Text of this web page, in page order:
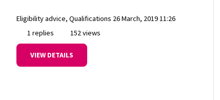
Eligibility advice, Qualifications 26 March, 2019 11:26
1 replies
152 views
VIEW DETAILS